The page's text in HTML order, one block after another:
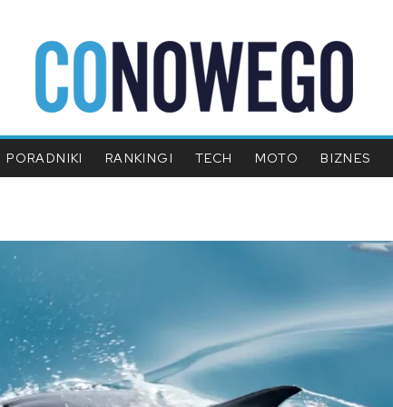
PORADNIKI RANKINGI TECH MOTO BIZNES